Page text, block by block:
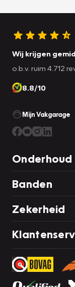
Wij krijgen
o.b.v. ruim 4.712
8.8/10
Mijn Vakgarage
Onderhoud
Banden
Zekerheid